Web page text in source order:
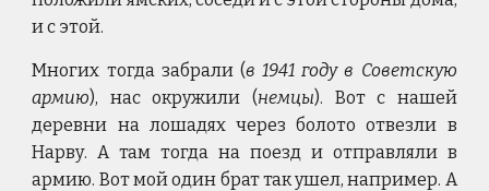
и с этой.
Многих тогда забрали (в 1941 году в Советскую
армию), нас окружили (немцы). Вот с нашей
деревни на лошадях через болото отвезли в
Нарву. А там тогда на поезд и отправляли в
армию. Вот мой один брат так ушел, например. А